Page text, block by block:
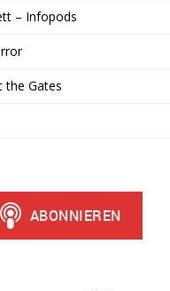
– Infopods
the Gates